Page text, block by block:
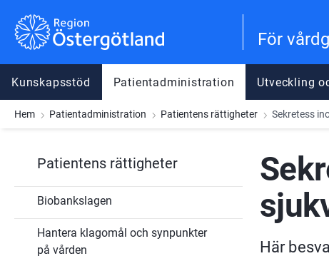
Gå till innehåll
Gå till meny
Gå till sidfot
För
Kunskapsstöd Patientadministration Utveckling
Hem Patientadministration Patientens rättigheter Sekretess
Patientens rättigheter
Biobankslagen
Hantera klagomål och synpunkter
på vården
Här